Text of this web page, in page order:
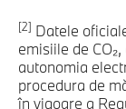
[2] Datele
emisiile de
autonomia
procedura de
în vigoare a